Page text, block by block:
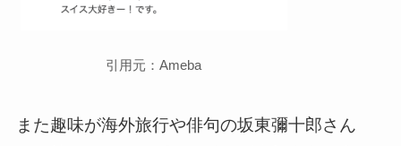
引用元：Ameba
また趣味が海外旅行や俳句の坂東彌十郎さん